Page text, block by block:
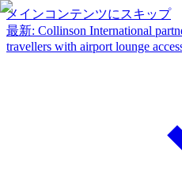
メインコンテンツにスキップ
最新: Collinson International
travellers with airport lounge